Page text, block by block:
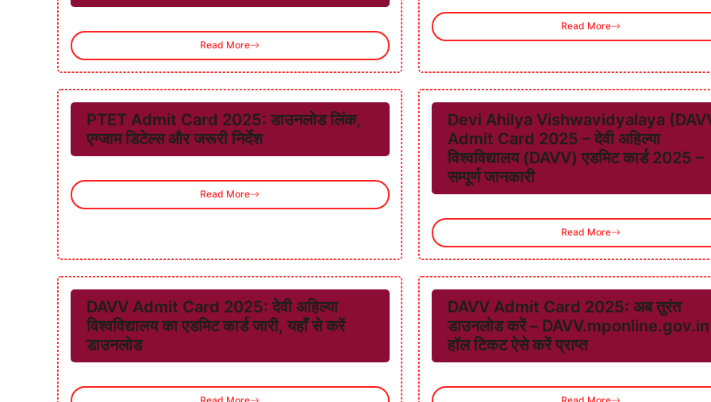
Read More
Read More
PTET Admit Card 2025: डाउनलोड लिंक,
एग्जाम डिटेल्स और जरूरी निर्देश
Read More
Devi Ahilya Vishwavidyalaya
Admit Card 2025 – देवी अहिल्या
विश्वविद्यालय (DAVV) एडमिट कार्ड 2025 –
सम्पूर्ण जानकारी
Read More
DAVV Admit Card 2025: देवी अहिल्या
विश्वविद्यालय का एडमिट कार्ड जारी, यहाँ से करें
डाउनलोड
DAVV Admit Card 2025: अब तुरंत
डाउनलोड करें –
हॉल टिकट ऐसे करें प्राप्त